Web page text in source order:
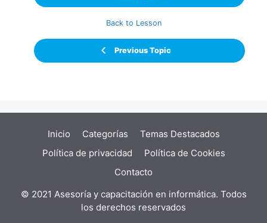
Previous Topic
Back to Lesson
Inicio Categorías
Temas Destacados
Política de privacidad
Política de Cookies
Contacto
© 2021 Asesoría y capacitación en informática. Todos
los derechos reservados